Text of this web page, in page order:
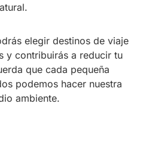
elegir destinos de viaje
y contribuirás a reducir tu
que cada pequeña
podemos hacer nuestra
ambiente.